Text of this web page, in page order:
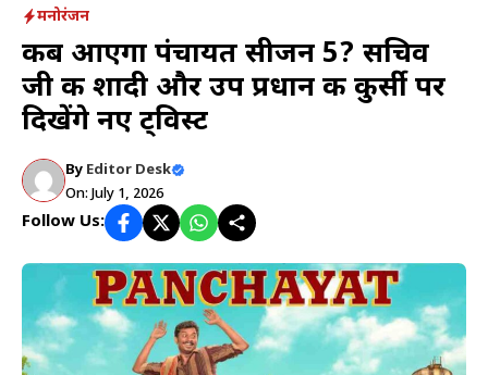
मनोरंजन
कब आएगा पंचायत सीजन 5? सचिव
जी की शादी और उप प्रधान की कुर्सी पर
दिखेंगे नए ट्विस्ट
By Editor Desk
On: July 1, 2026
Follow Us: